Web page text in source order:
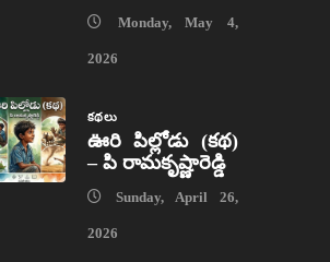
Monday, May 4,
2026
కథలు
ఊరి పిల్లోడు (కథ)
– పి రామకృష్ణారెడ్డి
Sunday, April 26,
2026